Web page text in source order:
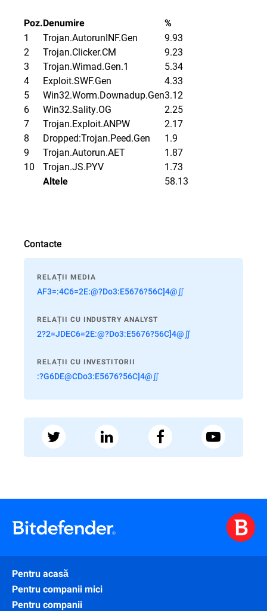
Poz.Denumire %
1 Trojan.AutorunINF.Gen
9.93
2
Trojan.Clicker.CM
9.23
3
Trojan.Wimad.Gen.1
5.34
4
Exploit.SWF.Gen
4.33
5
Win32.Worm.Downadup.Gen3.12
6
Win32.Sality.OG
2.25
7
Trojan.Exploit.ANPW
2.17
8
Dropped:Trojan.Peed.Gen
1.9
9
Trojan.Autorun.AET
1.87
10
Trojan.JS.PYV 1.73
Altele 58.13
Contacte
RELAȚII MEDIA
AF3=:4C6=2E:@?Do3:E5676?56C]4@∬
RELAȚII CU INDUSTRY ANALYST
2?2=JDEC6=2E:@?Do3:E5676?56C]4@∬
RELAȚII CU INVESTITORII
:?G6DE@CDo3:E5676?56C]4@∬
Pentru acasă
Pentru companii mici
Pentru companii